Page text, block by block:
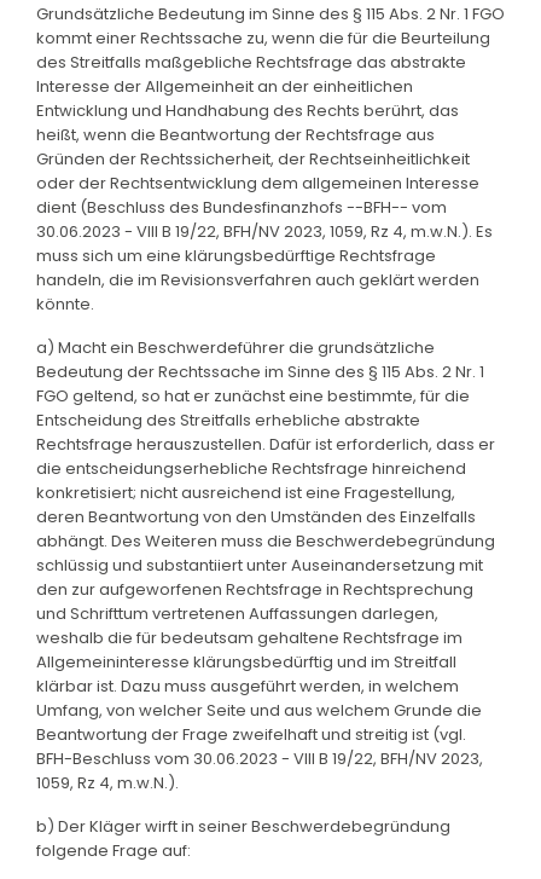
Grundsätzliche Bedeutung im Sinne des § 115 Abs. 2 Nr. 1 FGO
kommt einer Rechtssache zu, wenn die für die Beurteilung
des Streitfalls maßgebliche Rechtsfrage das abstrakte
Interesse der Allgemeinheit an der einheitlichen
Entwicklung und Handhabung des Rechts berührt, das
heißt, wenn die Beantwortung der Rechtsfrage aus
Gründen der Rechtssicherheit, der Rechtseinheitlichkeit
oder der Rechtsentwicklung dem allgemeinen Interesse
dient (Beschluss des Bundesfinanzhofs --BFH-- vom
30.06.2023 - VIII B 19/22, BFH/NV 2023, 1059, Rz 4, m.w.N.). Es
muss sich um eine klärungsbedürftige Rechtsfrage
handeln, die im Revisionsverfahren auch geklärt werden
könnte.
a) Macht ein Beschwerdeführer die grundsätzliche
Bedeutung der Rechtssache im Sinne des § 115 Abs. 2 Nr. 1
FGO geltend, so hat er zunächst eine bestimmte, für die
Entscheidung des Streitfalls erhebliche abstrakte
Rechtsfrage herauszustellen. Dafür ist erforderlich, dass er
die entscheidungserhebliche Rechtsfrage hinreichend
konkretisiert; nicht ausreichend ist eine Fragestellung,
deren Beantwortung von den Umständen des Einzelfalls
abhängt. Des Weiteren muss die Beschwerdebegründung
schlüssig und substantiiert unter Auseinandersetzung mit
den zur aufgeworfenen Rechtsfrage in Rechtsprechung
und Schrifttum vertretenen Auffassungen darlegen,
weshalb die für bedeutsam gehaltene Rechtsfrage im
Allgemeininteresse klärungsbedürftig und im Streitfall
klärbar ist. Dazu muss ausgeführt werden, in welchem
Umfang, von welcher Seite und aus welchem Grunde die
Beantwortung der Frage zweifelhaft und streitig ist (vgl.
BFH-Beschluss vom 30.06.2023 - VIII B 19/22, BFH/NV 2023,
1059, Rz 4, m.w.N.).
b) Der Kläger wirft in seiner Beschwerdebegründung
folgende Frage auf: